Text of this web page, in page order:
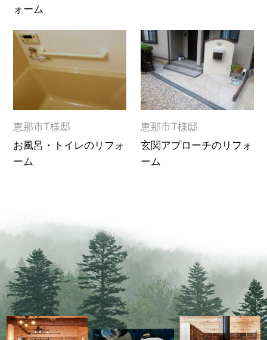
ォーム
恵那市T様邸
お風呂・トイレのリフォ
ーム
恵那市T様邸
玄関アプローチのリフォ
ーム